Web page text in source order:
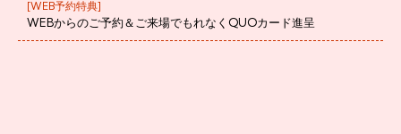
[WEB予約特典]
WEBからのご予約＆ご来場でもれなくQUOカード進呈